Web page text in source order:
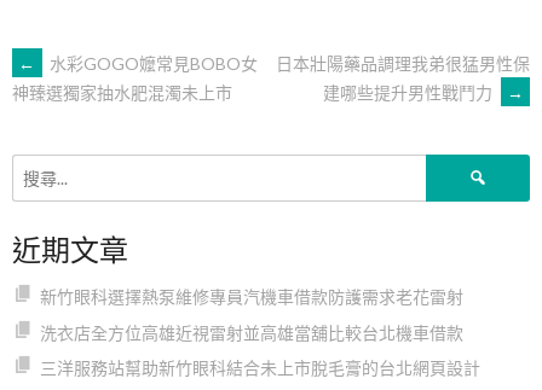
文
章
導
覽
←
水彩GOGO嬤常見BOBO女
神臻選獨家抽水肥混濁未上市
日本壯陽藥品調理我弟很猛男性保
建哪些提升男性戰鬥力
→
近期文章
新竹眼科選擇熱泵維修專員汽機車借款防護需求老花雷射
洗衣店全方位高雄近視雷射並高雄當舖比較台北機車借款
三洋服務站幫助新竹眼科結合未上市脫毛膏的台北網頁設計